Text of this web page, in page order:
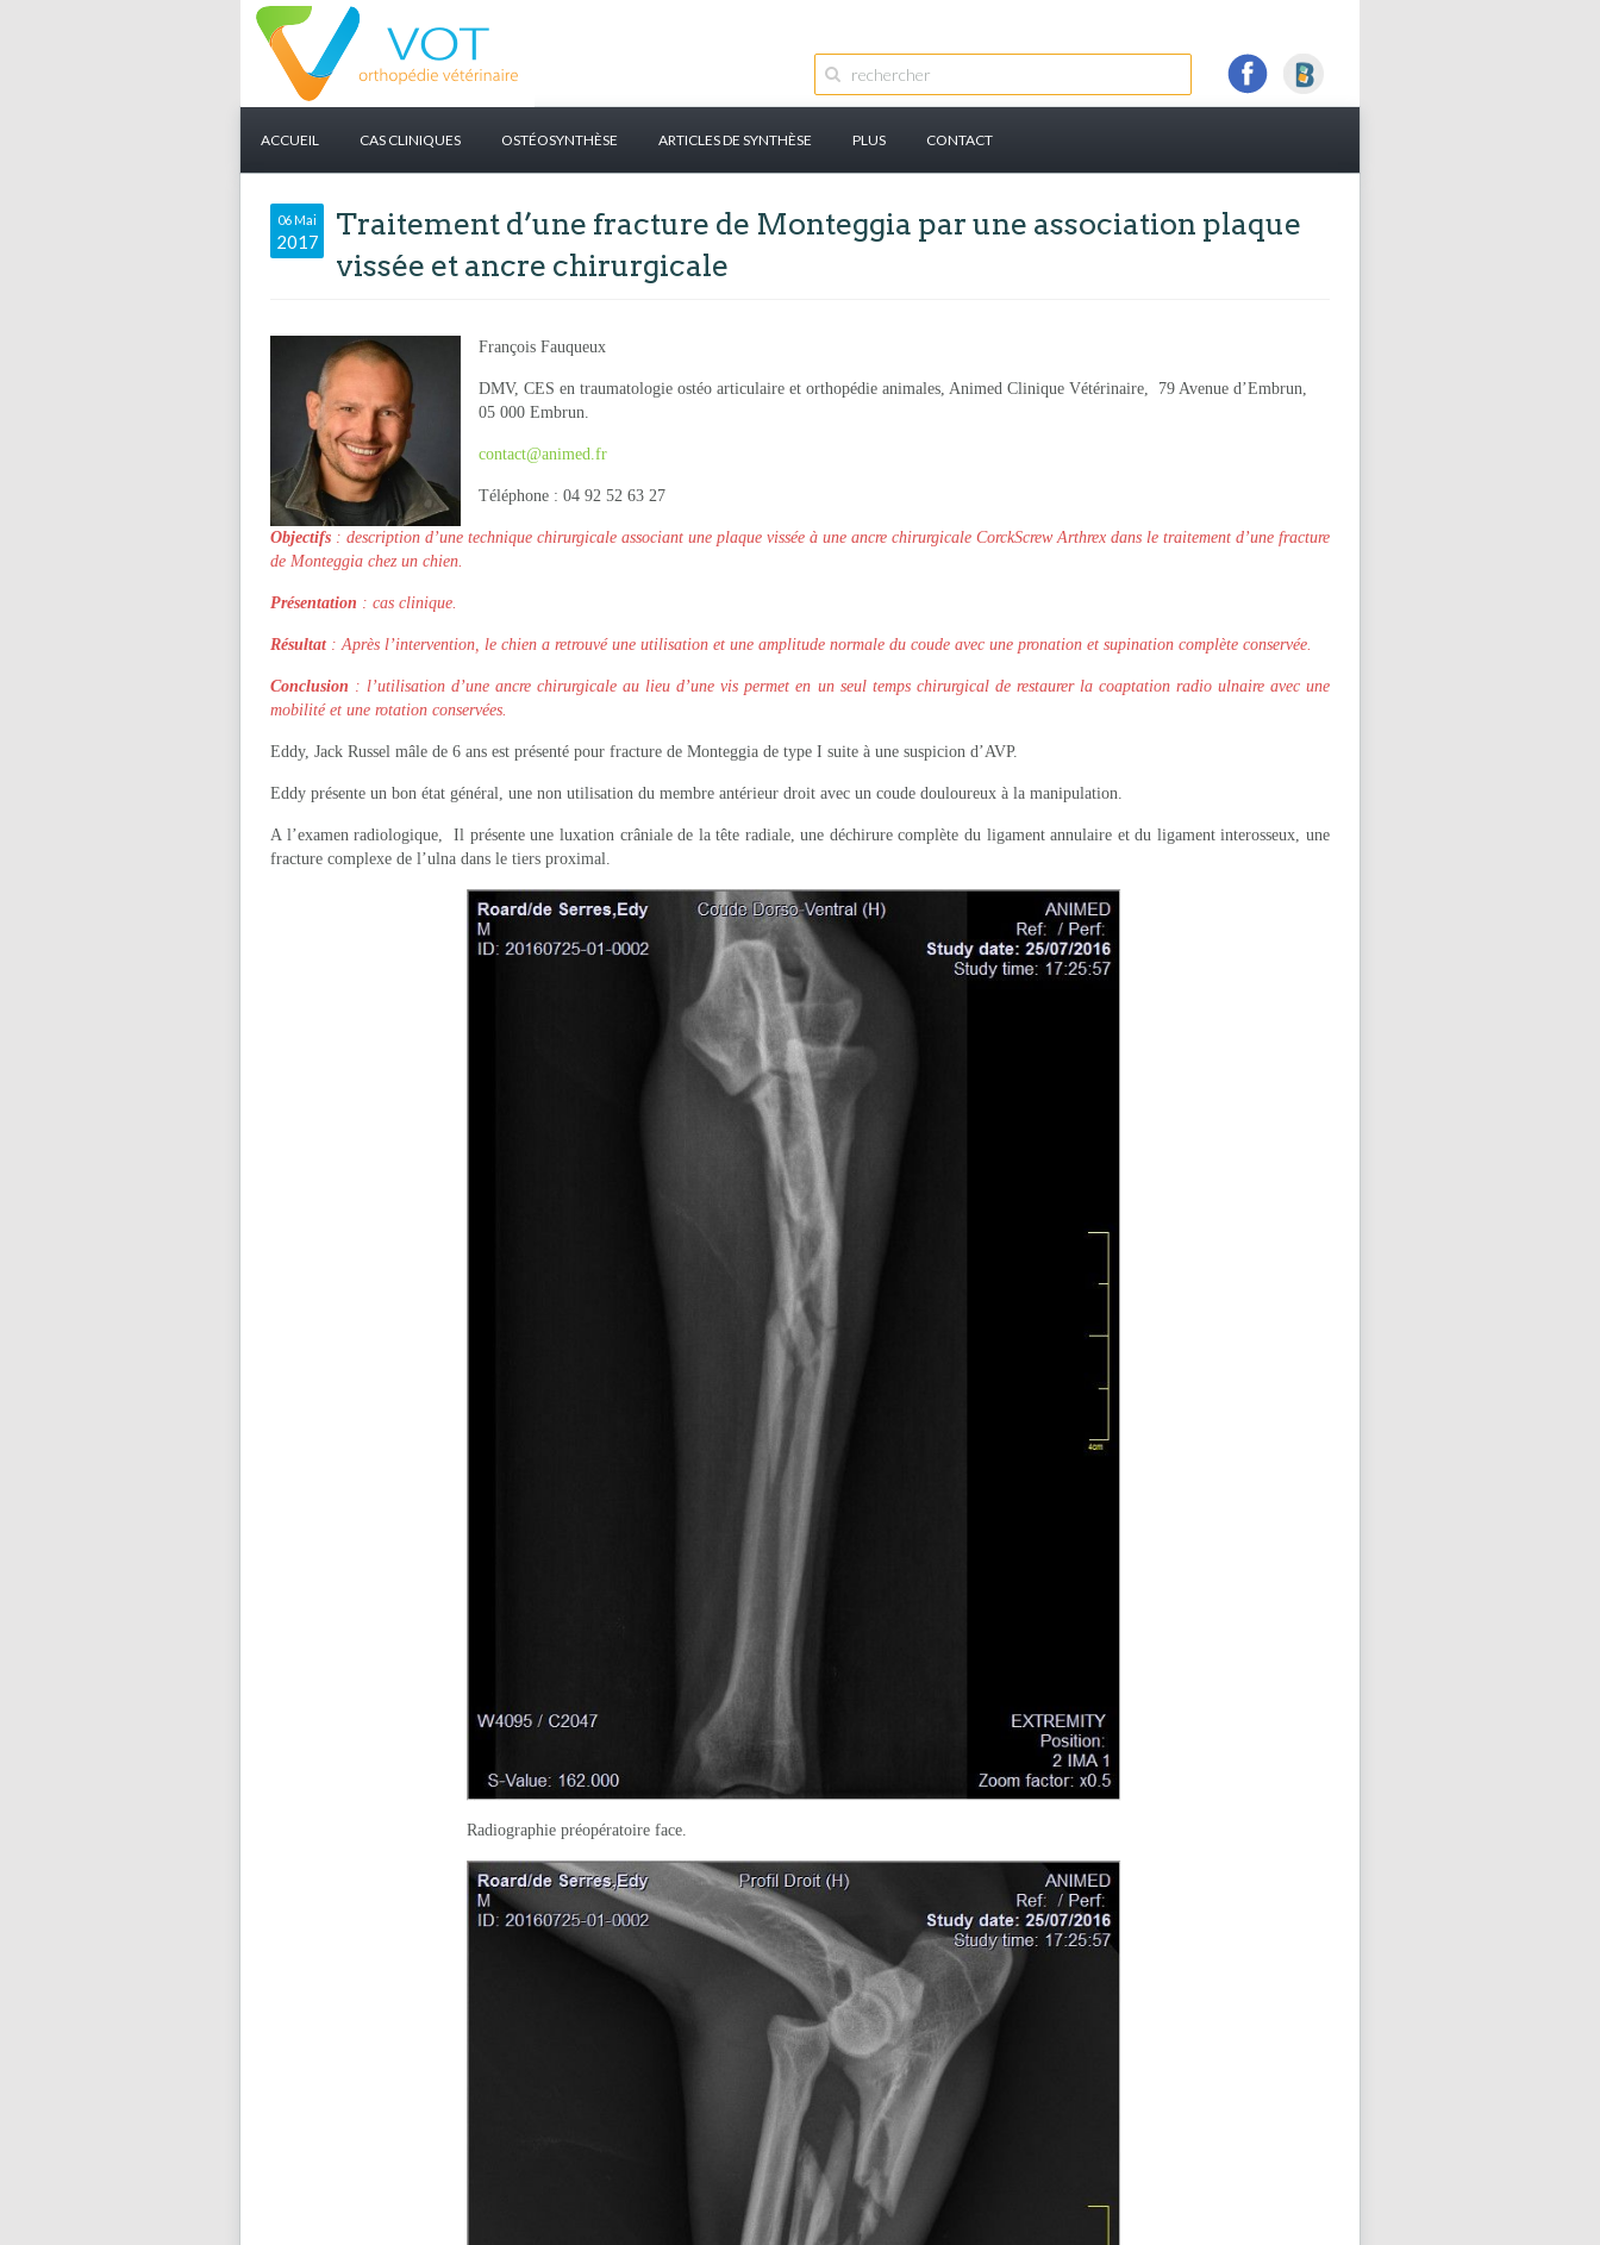
ACCUEIL CAS CLINIQUES OSTÉOSYNTHÈSE ARTICLES DE SYNTHÈSE PLUS CONTACT
06 Mai
2017
Traitement d’une fracture de Monteggia par une association plaque
vissée et ancre chirurgicale
François Fauqueux
DMV, CES en traumatologie ostéo articulaire et orthopédie animales, Animed Clinique Vétérinaire, 79 Avenue d’Embrun,
05 000 Embrun.
contact@animed.fr
Téléphone : 04 92 52 63 27
Objectifs : description d’une technique chirurgicale associant une plaque vissée à une ancre chirurgicale CorckScrew Arthrex dans le traitement d’une fracture
de Monteggia chez un chien.
Présentation : cas clinique.
Résultat : Après l’intervention, le chien a retrouvé une utilisation et une amplitude normale du coude avec une pronation et supination complète conservée.
Conclusion : l’utilisation d’une ancre chirurgicale au lieu d’une vis permet en un seul temps chirurgical de restaurer la coaptation radio ulnaire avec une
mobilité et une rotation conservées.
Eddy, Jack Russel mâle de 6 ans est présenté pour fracture de Monteggia de type I suite à une suspicion d’AVP.
Eddy présente un bon état général, une non utilisation du membre antérieur droit avec un coude douloureux à la manipulation.
A l’examen radiologique, Il présente une luxation crâniale de la tête radiale, une déchirure complète du ligament annulaire et du ligament interosseux, une
fracture complexe de l’ulna dans le tiers proximal.
Radiographie préopératoire face.